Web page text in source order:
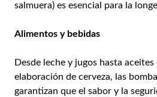
salmuera) es esencial para la
Alimentos y bebidas
Desde leche y jugos hasta
elaboración de cerveza, las
garantizan que el sabor y la